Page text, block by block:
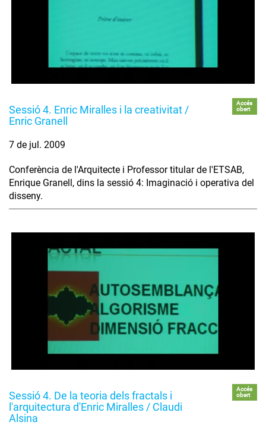
Sessió 4. Enric Miralles i la creativitat /
Enric Granell
Accés
obert
7 de jul. 2009
Conferència de l'Arquitecte i Professor titular de l'ETSAB,
Enrique Granell, dins la sessió 4: Imaginació i operativa del
disseny.
Sessió 4. De la teoria dels fractals i
l'arquitectura d'Enric Miralles / Claudi
Alsina
Accés
obert